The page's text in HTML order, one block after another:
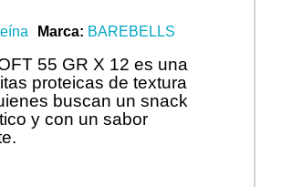
Marca BAREBELLS
55 GR X 12 es una
proteicas de textura
buscan un snack
y con un sabor